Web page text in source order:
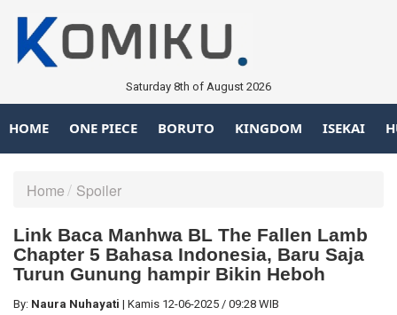
Saturday 8th of August 2026
HOME ONE PIECE BORUTO KINGDOM ISEKAI
Home Spoiler
Link Baca Manhwa BL The Fallen Lamb
Chapter 5 Bahasa Indonesia, Baru Saja
Turun Gunung hampir Bikin Heboh
By: Naura Nuhayati | Kamis 12-06-2025 / 09:28 WIB